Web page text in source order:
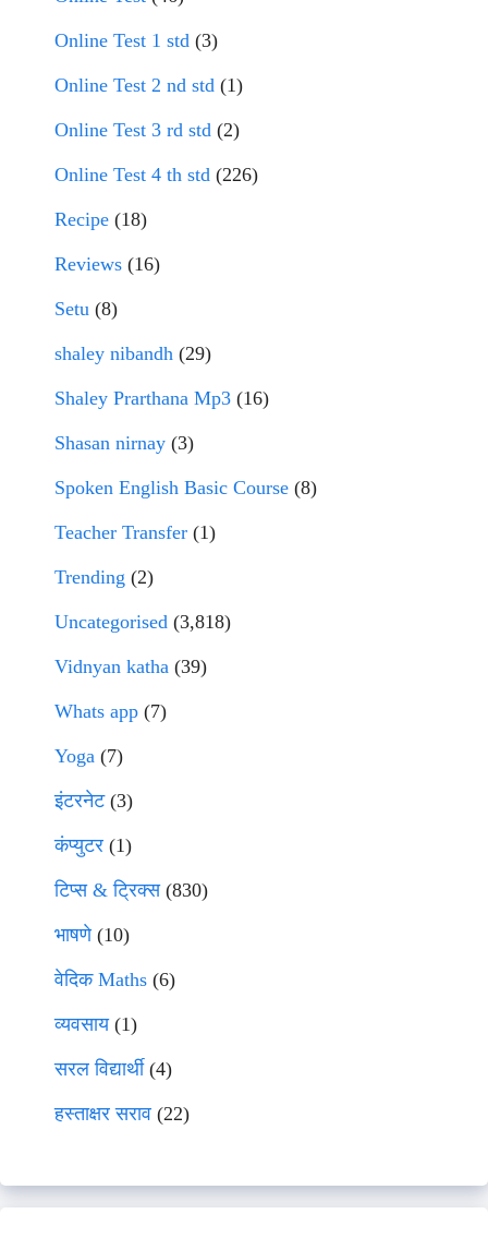
Online Test 1 std (3)
Online Test 2 nd std (1)
Online Test 3 rd std (2)
Online Test 4 th std (226)
Recipe (18)
Reviews (16)
Setu (8)
shaley nibandh (29)
Shaley Prarthana Mp3 (16)
Shasan nirnay (3)
Spoken English Basic Course (8)
Teacher Transfer (1)
Trending (2)
Uncategorised (3,818)
Vidnyan katha (39)
Whats app (7)
Yoga (7)
इंटरनेट(3)
कंप्युटर (1)
टिप्स & ट्रिक्स(830)
भाषणे(10)
वेदिक Maths (6)
व्यवसाय(1)
सरल विद्यार्थी(4)
हस्ताक्षर सराव (22)